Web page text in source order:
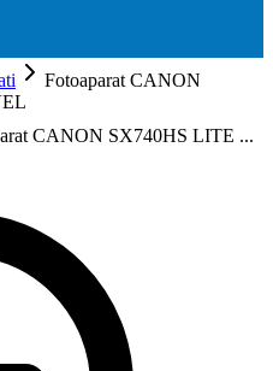
Fotoaparat CANON
CANON SX740HS LITE ...